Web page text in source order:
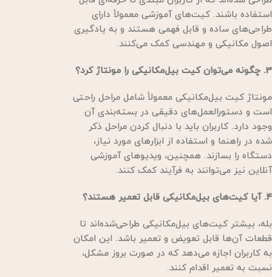
استفاده باشند. کیت‌های آموزشی معمولاً دارای
طراحی‌های ساده و قابل فهمی هستند و به یادگیری
اصول مکانیکی و مهندسی کمک می‌کنند.
3. چگونه می‌توان کیت بیل‌مکانیکی را مونتاژ کرد؟
مونتاژ کیت بیل‌مکانیکی معمولاً شامل مراحل راحتی
است و دستورالعمل‌های دقیقی در بسته‌بندی آن
وجود دارد. کاربران باید با دنبال کردن مراحل ذکر
شده در راهنما و استفاده از ابزارهای مورد نیاز،
دستگاه را بسازند. همچنین، ویدیوهای آموزشی
آنلاین نیز می‌توانند به فرآیند کمک کنند.
4. آیا کیت‌های بیل‌مکانیکی قابل تعمیر هستند؟
بله، بیشتر کیت‌های بیل‌مکانیکی طراحی‌شده‌اند تا
قطعات آن‌ها قابل تعویض و تعمیر باشد. این امکان
به کاربران اجازه می‌دهد که در صورت بروز مشکل،
نسبت به تعمیر اقدام کنند.